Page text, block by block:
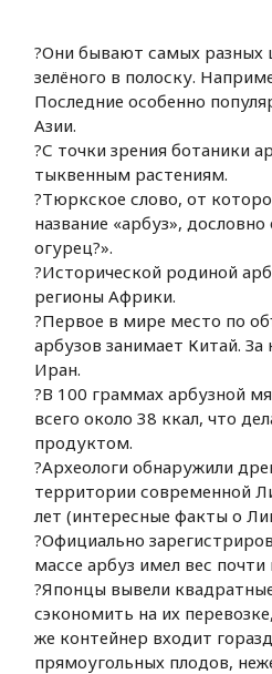
?Они бывают самых разных
зелёного в полоску.
Последние особенно
Азии.
?С точки зрения ботаники
тыквенным растениям.
?Тюркское слово, от
название «арбуз»,
огурец?».
?Исторической родиной
регионы Африки.
?Первое в мире место по
арбузов занимает Китай.
Иран.
?В 100 граммах арбузной
всего около 38 ккал, что
продуктом.
?Археологи обнаружили
территории современной
лет (интересные факты о
?Официально
массе арбуз имел вес почти
?Японцы вывели
сэкономить на их
же контейнер входит
прямоугольных плодов,